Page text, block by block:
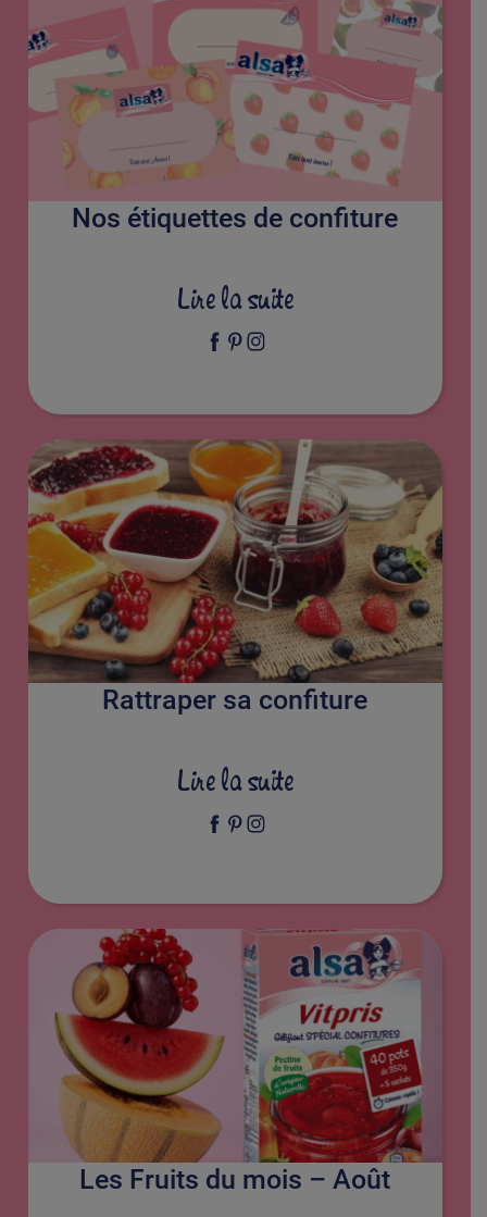
Nos étiquettes de confiture
Lire la suite
Rattraper sa confiture
Lire la suite
Les Fruits du mois – Août